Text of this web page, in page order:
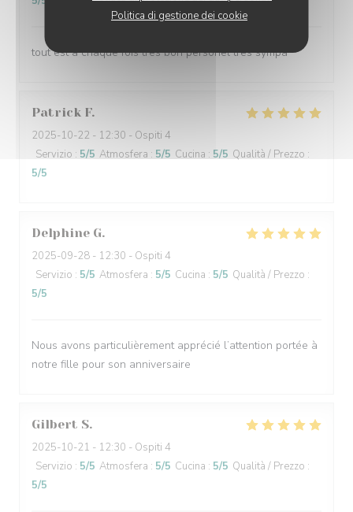
Politica di gestione dei cookie
tout est a chaque fois tres bon personel tres sympa
Patrick F
2025-10-22 - 12:30 - Ospiti 4
Servizio : 5/5 Atmosfera : 5/5 Cucina : 5/5 Qualità / Prezzo :
5/5
Delphine G
2025-09-28 - 12:30 - Ospiti 4
Servizio : 5/5 Atmosfera : 5/5 Cucina : 5/5 Qualità / Prezzo :
5/5
Nous avons particulièrement apprécié l’attention portée à
notre fille pour son anniversaire
Gilbert S
2025-10-21 - 12:30 - Ospiti 4
Servizio : 5/5 Atmosfera : 5/5 Cucina : 5/5 Qualità / Prezzo :
5/5